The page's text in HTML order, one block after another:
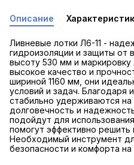
Описание
Ливневые лотки Л6-11 -
гидроизоляции и защиты от
высоту 530 мм и маркировку
высокое качество и
шириной 1160 мм, они
условий и задач. Благодаря
стабильно удерживаются
долговечность и
подойдут для
помогут эффективно
Необходимый инструмент
безопасности и комфорта